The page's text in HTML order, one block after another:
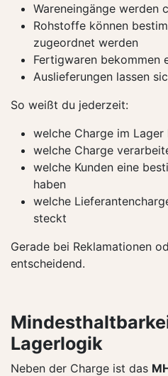
Wareneingänge werden
Rohstoffe können
zugeordnet werden
Fertigwaren bekommen
Auslieferungen lassen
So weißt du jederzeit:
welche Charge im Lager
welche Charge
welche Kunden eine
haben
welche
steckt
Gerade bei Reklamationen
entscheidend.
Lagerlogik
Neben der Charge ist das